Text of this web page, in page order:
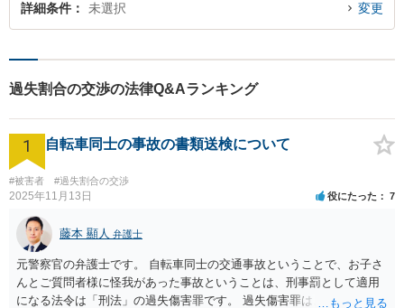
詳細条件 未選択 変更
過失割合の交渉の法律Q&Aランキング
1 自転車同士の事故の書類送検について
#被害者 #過失割合の交渉
2025年11月13日 役にたった 7
藤本 顯人 弁護士
元警察官の弁護士です。 自転車同士の交通事故ということで、お子さ
んとご質問者様に怪我があった事故ということは、刑事罰として適用
になる法令は「刑法」の過失傷害罪です。 過失傷害罪は、親告罪と言